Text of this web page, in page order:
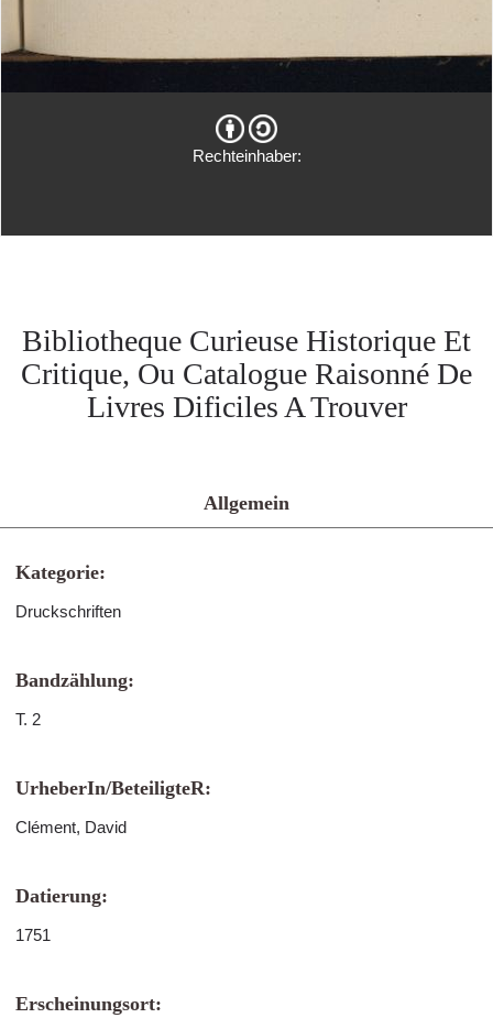
Rechteinhaber:
Bibliotheque Curieuse Historique Et
Critique, Ou Catalogue Raisonné De
Livres Dificiles A Trouver
Allgemein
Kategorie:
Druckschriften
Bandzählung:
T. 2
UrheberIn/BeteiligteR:
Clément, David
Datierung:
1751
Erscheinungsort: